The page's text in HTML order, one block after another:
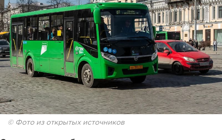
© Фото из открытых источников